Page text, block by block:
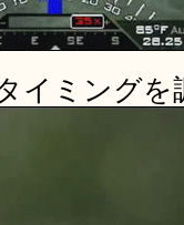
イミング